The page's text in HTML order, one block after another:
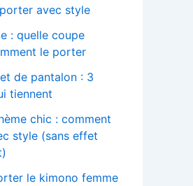
avec style
: quelle coupe
le porter
de pantalon : 3
tiennent
chic : comment
style (sans effet
le kimono femme